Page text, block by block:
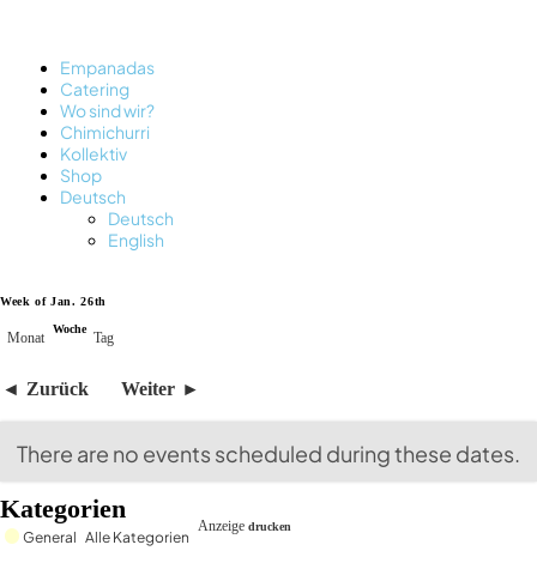
Empanadas
Catering
Wo sind wir?
Chimichurri
Kollektiv
Shop
Deutsch
Deutsch
English
Week of Jan. 26th
Monat
Woche
Tag
Zurück Weiter
There are no events scheduled during these dates.
Kategorien
General Alle Kategorien Anzeigedrucken